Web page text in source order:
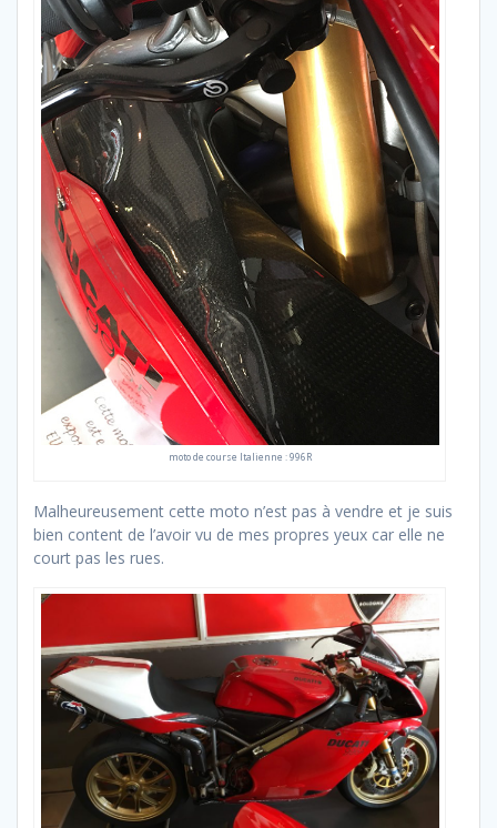
moto de course Italienne : 996R
Malheureusement cette moto n’est pas à vendre et je suis
bien content de l’avoir vu de mes propres yeux car elle ne
court pas les rues.